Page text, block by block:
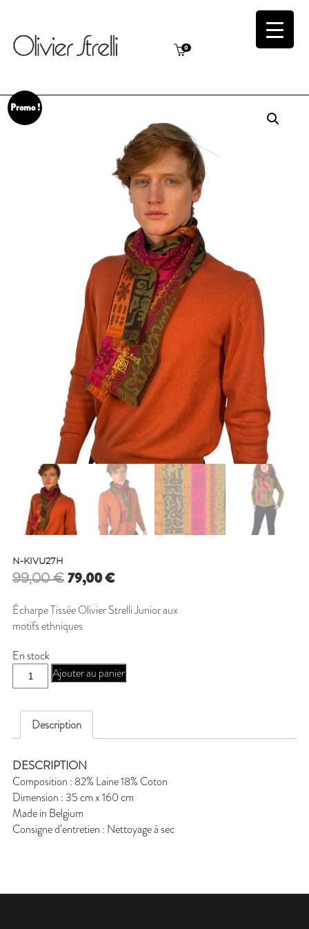
0
Promo !
N-KIVU27H
99,00€ Le
prix
initial
était :
99,00 €.
79,00€Le
actuel
est :
Écharpe Tissée Olivier Strelli Junior aux
motifs ethniques
En stock
quantité
de
KIVU27H
Ajouter au panier
Description
DESCRIPTION
Composition : 82% Laine 18% Coton
Dimension : 35 cm x 160 cm
Made in Belgium
Consigne d’entretien : Nettoyage à sec